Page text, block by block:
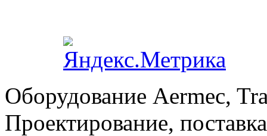
Оборудование Aermec,
Проектирование,